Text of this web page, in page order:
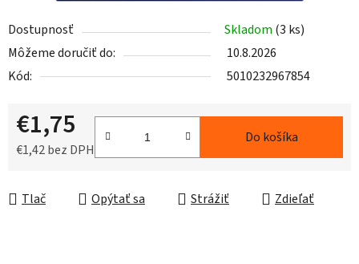
Dostupnosť Skladom (3 ks)
Môžeme doručiť do:
10.8.2026
Kód:
5010232967854
€1,75
€1,42 bez DPH
Do košíka
Tlač Opýtať sa Strážiť Zdieľať